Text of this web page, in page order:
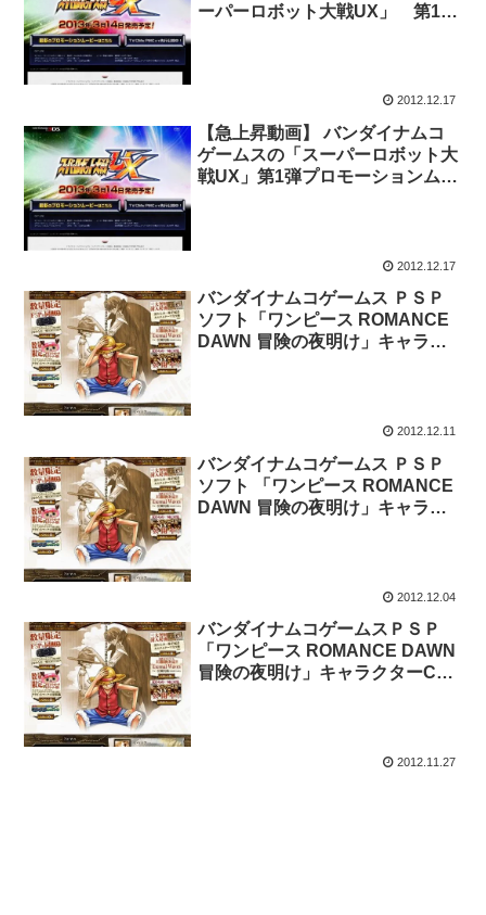
ーパーロボット大戦UX」 第1弾
2012.12.17
【急上昇動画】 バンダイナムコ
ゲームスの「スーパーロボット大
戦UX」第1弾プロモーションムー
2012.12.17
バンダイナムコゲームス ＰＳＰ
ソフト「ワンピース ROMANCE
DAWN 冒険の夜明け」キャラク
2012.12.11
バンダイナムコゲームス ＰＳＰ
ソフト 「ワンピース ROMANCE
DAWN 冒険の夜明け」キャラク
2012.12.04
バンダイナムコゲームスＰＳＰ
「ワンピース ROMANCE DAWN
冒険の夜明け」キャラクターCM
2012.11.27